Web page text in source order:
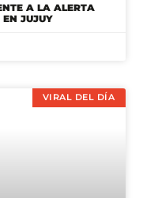
A LA ALERTA
EN JUJUY
VIRAL DEL DÍA